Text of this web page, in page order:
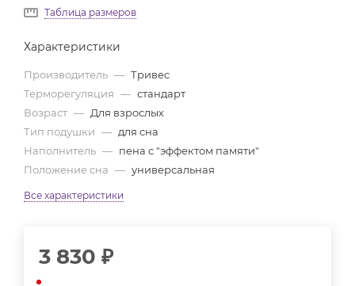
Таблица размеров
Характеристики
Производитель — Тривес
Терморегуляция — стандарт
Возраст — Для взрослых
Тип подушки — для сна
Наполнитель — пена с "эффектом памяти"
Положение сна — универсальная
Все характеристики
3 830 ₽